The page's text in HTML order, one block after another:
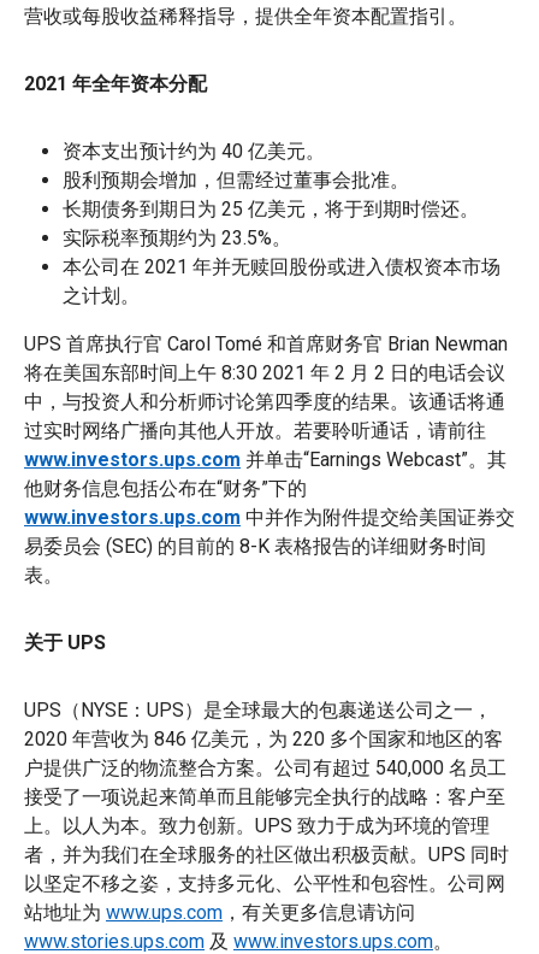
营收或每股收益稀释指导，提供全年资本配置指引。
2021 年全年资本分配
资本支出预计约为 40 亿美元。
股利预期会增加，但需经过董事会批准。
长期债务到期日为 25 亿美元，将于到期时偿还。
实际税率预期约为 23.5%。
本公司在 2021 年并无赎回股份或进入债权资本市场
之计划。
UPS 首席执行官 Carol Tomé 和首席财务官 Brian Newman
将在美国东部时间上午 8:30 2021 年 2 月 2 日的电话会议
中，与投资人和分析师讨论第四季度的结果。该通话将通
过实时网络广播向其他人开放。若要聆听通话，请前往
www.investors.ups.com 并单击“Earnings Webcast”。其
他财务信息包括公布在“财务”下的
www.investors.ups.com 中并作为附件提交给美国证券交
易委员会 (SEC) 的目前的 8-K 表格报告的详细财务时间
表。
关于 UPS
UPS（NYSE：UPS）是全球最大的包裹递送公司之一，
2020 年营收为 846 亿美元，为 220 多个国家和地区的客
户提供广泛的物流整合方案。公司有超过 540,000 名员工
接受了一项说起来简单而且能够完全执行的战略：客户至
上。以人为本。致力创新。UPS 致力于成为环境的管理
者，并为我们在全球服务的社区做出积极贡献。UPS 同时
以坚定不移之姿，支持多元化、公平性和包容性。公司网
站地址为 www.ups.com ，有关更多信息请访问
www.stories.ups.com 及 www.investors.ups.com。